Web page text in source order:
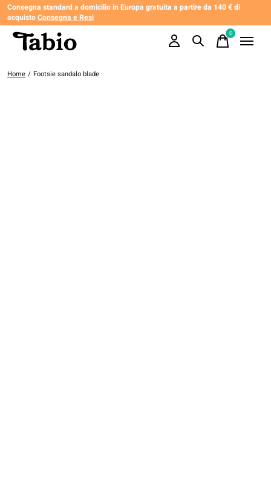
Consegna standard a domicilio in Europa gratuita a partire da 140 € di
acquistoConsegna e Resi
0items
Home / Footsie sandalo blade